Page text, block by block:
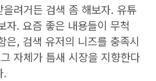
려거든 검색 좀 해보자. 유튜
자. 요즘 좋은 내용들이 무척
은, 검색 유저의 니즈를 충족시
자체가 틈새 시장을 지향한다
.